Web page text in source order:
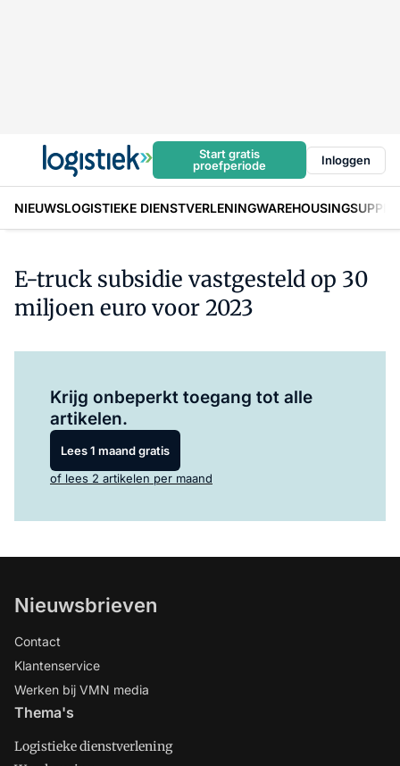
Start gratis
proefperiode
Inloggen
NIEUWSLOGISTIEKE DIENSTVERLENINGWAREHOUSING
E-truck subsidie vastgesteld op 30
miljoen euro voor 2023
Krijg onbeperkt toegang tot alle
artikelen.
Lees 1 maand gratis
of lees 2 artikelen per maand
Nieuwsbrieven
Contact
Klantenservice
Werken bij VMN media
Thema's
Logistieke dienstverlening